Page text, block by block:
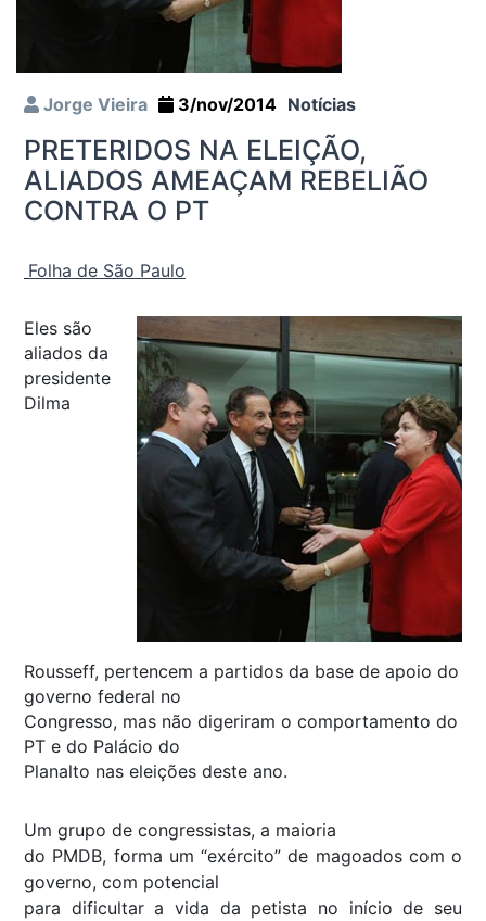
Jorge Vieira 3/nov/2014 Notícias
PRETERIDOS NA ELEIÇÃO,
ALIADOS AMEAÇAM REBELIÃO
CONTRA O PT
Folha de São Paulo
Eles são
aliados da
presidente
Dilma
Rousseff, pertencem a partidos da base de apoio do
governo federal no
Congresso, mas não digeriram o comportamento do
PT e do Palácio do
Planalto nas eleições deste ano.
Um grupo de congressistas, a maioria
do PMDB, forma um “exército” de magoados com o
governo, com potencial
para dificultar a vida da petista no início de seu